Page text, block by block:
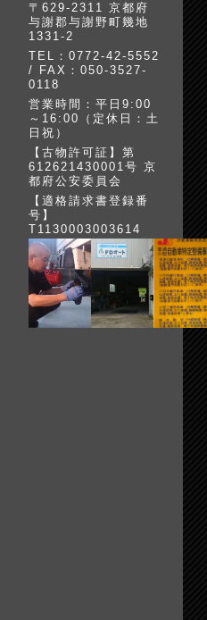
〒629-2311 京都府
与謝郡与謝野町幾地
1331-2
TEL：0772-42-5552
/ FAX：050-3527-
0118
営業時間：平日9:00
～16:00（定休日：土
日祝）
【古物許可証】第
612621430001号 京
都府公安委員会
【適格請求書登録番
号】
T1130003003614